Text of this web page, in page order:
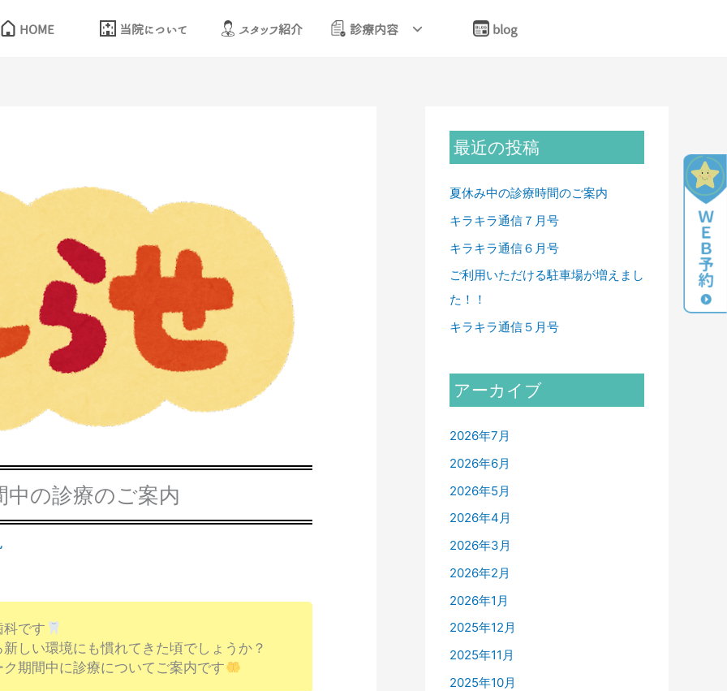
HOME 当院について スタッフ紹介 診療内容 blog
の診療のご案内
科です
しい環境にも慣れてきた頃でしょうか？
期間中に診療についてご案内です
最近の投稿
夏休み中の診療時間のご案内
キラキラ通信７月号
キラキラ通信６月号
ご利用いただける駐車場が増えまし
た！！
キラキラ通信５月号
アーカイブ
2026年7月
2026年6月
2026年5月
2026年4月
2026年3月
2026年2月
2026年1月
2025年12月
2025年11月
2025年10月